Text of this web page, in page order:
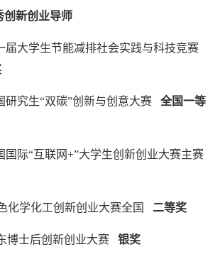
创新创业导师
届大学生节能减排社会实践与科技竞赛
研究生“双碳”创新与创意大赛
全国一等
国际“互联网+”大学生创新创业大赛主赛
化学化工创新创业大赛全国 二等奖
博士后创新创业大赛 银奖